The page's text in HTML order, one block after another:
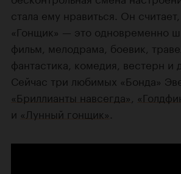
стала ему нравиться. Он
«Гонщик» — это одновременно
фильм, мелодрама, боевик,
фантастика, комедия, вестерн и
Сейчас три любимых «Бонда»
«Бриллианты навсегда»
и «Лунный гонщик»